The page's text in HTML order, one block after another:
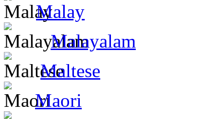
Malay
Malayalam
Maltese
Maori